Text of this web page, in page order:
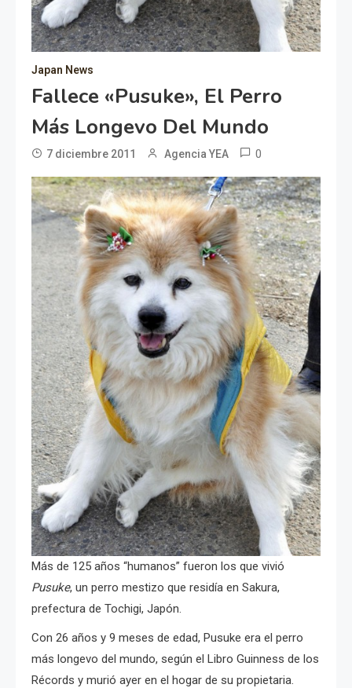
Japan News
Fallece «Pusuke», El Perro
Más Longevo Del Mundo
7 diciembre 2011 Agencia YEA 0
Más de 125 años “humanos” fueron los que vivió
Pusuke, un perro mestizo que residía en Sakura,
prefectura de Tochigi, Japón.
Con 26 años y 9 meses de edad, Pusuke era el perro
más longevo del mundo, según el Libro Guinness de los
Récords y murió ayer en el hogar de su propietaria.